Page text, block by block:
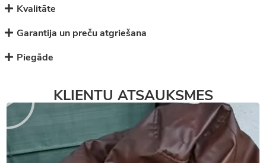
Kvalitāte
Garantija un preču atgriešana
Piegāde
KLIENTU ATSAUKSMES